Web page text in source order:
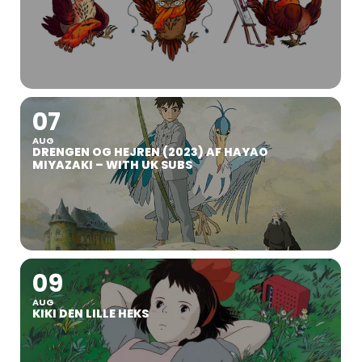
07
AUG
DRENGEN OG HEJREN (2023) AF HAYAO
MIYAZAKI – WITH UK SUBS
09
AUG
KIKI DEN LILLE HEKS